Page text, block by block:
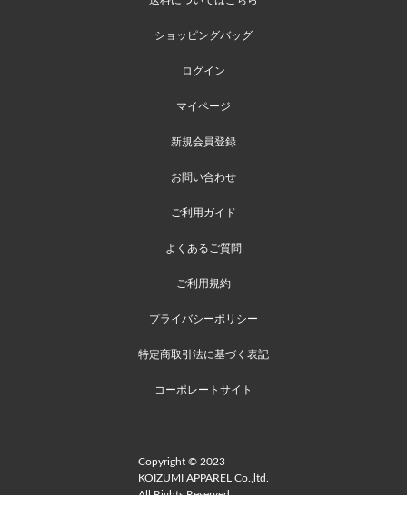
ショッピングバッグ
ログイン
マイページ
新規会員登録
お問い合わせ
ご利用ガイド
よくあるご質問
ご利用規約
プライバシーポリシー
特定商取引法に基づく表記
コーポレートサイト
Copyright © 2023
KOIZUMI APPAREL Co.,ltd.
All Rights Reserved.